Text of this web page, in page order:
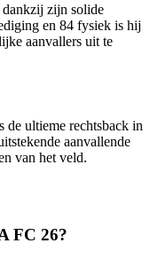
dankzij zijn solide
en 84 fysiek is hij
aanvallers uit te
de ultieme rechtsback in
aanvallende
van het veld.
FC 26?